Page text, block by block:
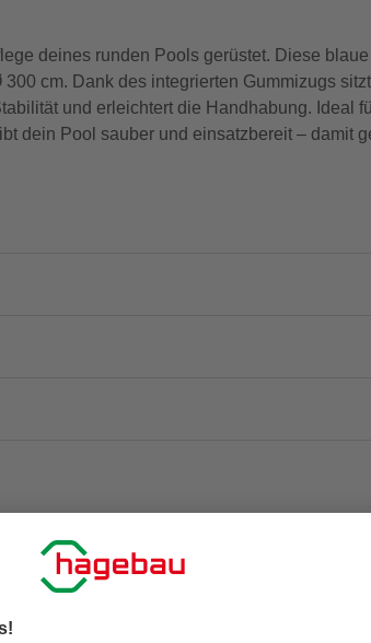
deines runden Pools gerüstet. Diese
cm. Dank des integrierten Gummizugs
und erleichtert die Handhabung. Ideal
dein Pool sauber und einsatzbereit – damit